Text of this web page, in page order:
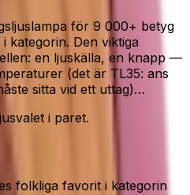
för 9 000+ betyg
kategorin. Den viktiga
en ljuskälla, en knapp —
(det är TL35: ans
sitta vid ett uttag)…
i paret.
folkliga favorit i kategorin